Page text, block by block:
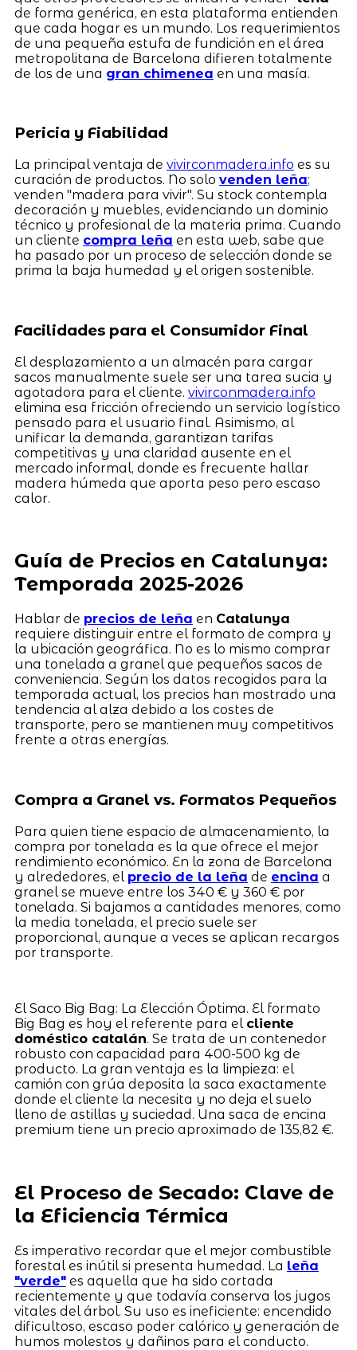
de forma genérica, en esta plataforma entienden
que cada hogar es un mundo. Los requerimientos
de una pequeña estufa de fundición en el área
metropolitana de Barcelona difieren totalmente
de los de una gran chimenea en una masía.
Pericia y Fiabilidad
La principal ventaja de vivirconmadera.info es su
curación de productos. No solo venden leña;
venden "madera para vivir". Su stock contempla
decoración y muebles, evidenciando un dominio
técnico y profesional de la materia prima. Cuando
un cliente compra leña en esta web, sabe que
ha pasado por un proceso de selección donde se
prima la baja humedad y el origen sostenible.
Facilidades para el Consumidor Final
El desplazamiento a un almacén para cargar
sacos manualmente suele ser una tarea sucia y
agotadora para el cliente. vivirconmadera.info
elimina esa fricción ofreciendo un servicio logístico
pensado para el usuario final. Asimismo, al
unificar la demanda, garantizan tarifas
competitivas y una claridad ausente en el
mercado informal, donde es frecuente hallar
madera húmeda que aporta peso pero escaso
calor.
Guía de Precios en Catalunya:
Temporada 2025-2026
Hablar de precios de leña en Catalunya
requiere distinguir entre el formato de compra y
la ubicación geográfica. No es lo mismo comprar
una tonelada a granel que pequeños sacos de
conveniencia. Según los datos recogidos para la
temporada actual, los precios han mostrado una
tendencia al alza debido a los costes de
transporte, pero se mantienen muy competitivos
frente a otras energías.
Compra a Granel vs. Formatos Pequeños
Para quien tiene espacio de almacenamiento, la
compra por tonelada es la que ofrece el mejor
rendimiento económico. En la zona de Barcelona
y alrededores, el precio de la leña de encina a
granel se mueve entre los 340 € y 360 € por
tonelada. Si bajamos a cantidades menores, como
la media tonelada, el precio suele ser
proporcional, aunque a veces se aplican recargos
por transporte.
El Saco Big Bag: La Elección Óptima. El formato
Big Bag es hoy el referente para el cliente
doméstico catalán. Se trata de un contenedor
robusto con capacidad para 400-500 kg de
producto. La gran ventaja es la limpieza: el
camión con grúa deposita la saca exactamente
donde el cliente la necesita y no deja el suelo
lleno de astillas y suciedad. Una saca de encina
premium tiene un precio aproximado de 135,82 €.
El Proceso de Secado: Clave de
la Eficiencia Térmica
Es imperativo recordar que el mejor combustible
forestal es inútil si presenta humedad. La leña
"verde"es aquella que ha sido cortada
recientemente y que todavía conserva los jugos
vitales del árbol. Su uso es ineficiente: encendido
dificultoso, escaso poder calórico y generación de
humos molestos y dañinos para el conducto.